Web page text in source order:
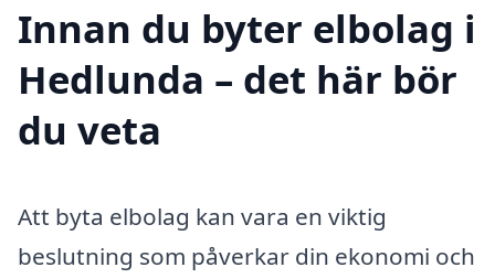
Innan du byter elbolag i
Hedlunda – det här bör
du veta
Att byta elbolag kan vara en viktig
beslutning som påverkar din ekonomi och